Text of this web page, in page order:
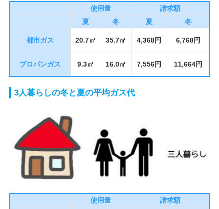
使用量
請求額
夏
冬 夏 冬
都市ガス 20.7㎥ 35.7㎥ 4,368円 6,768円
プロパンガス 9.3㎥ 16.0㎥ 7,556円 11,664円
3人暮らしの冬と夏の平均ガス代
使用量
請求額